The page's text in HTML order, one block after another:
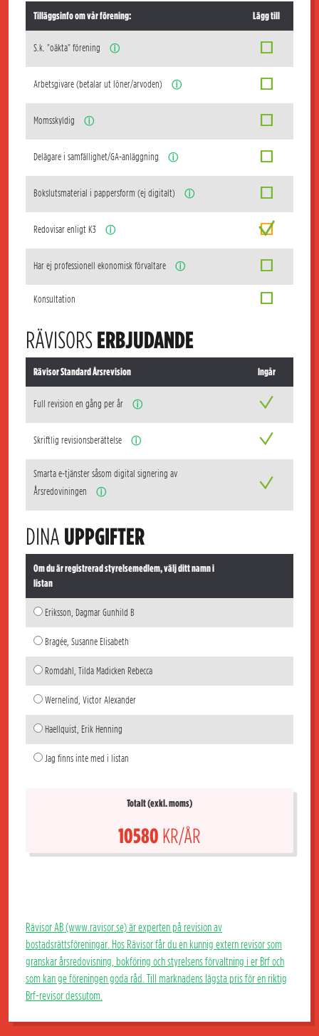
Tilläggsinfo om vår förening: Lägg till
S.k. "oäkta" förening ⓘ
Arbetsgivare (betalar ut löner/arvoden) ⓘ
Momsskyldig ⓘ
Delägare i samfällighet/GA-anläggning ⓘ
Bokslutsmaterial i pappersform (ej digitalt) ⓘ
Redovisar enligt K3 ⓘ
Har ej professionell ekonomisk förvaltare ⓘ
Konsultation
RÄVISORSERBJUDANDE
Rävisor Standard Årsrevision Ingår
Full revision en gång per år ⓘ
Skriftlig revisionsberättelse ⓘ
Smarta e-tjänster såsom digital signering av
Årsredoviningen
ⓘ
DINA UPPGIFTER
Om du är registrerad styrelsemedlem, välj ditt namn i
listan
Eriksson, Dagmar Gunhild B
Bragée, Susanne Elisabeth
Romdahl, Tilda Madicken Rebecca
Wernelind, Victor Alexander
Haellquist, Erik Henning
Jag finns inte med i listan
Totalt (exkl. moms)
10580 KR/ÅR
Rävisor AB (www.ravisor.se) är experten på revision av
bostadsrättsföreningar. Hos Rävisor får du en kunnig extern revisor som
granskar årsredovisning, bokföring och styrelsens förvaltning i er Brf och
som kan ge föreningen goda råd. Till marknadens lägsta pris för en riktig
Brf-revisor dessutom.